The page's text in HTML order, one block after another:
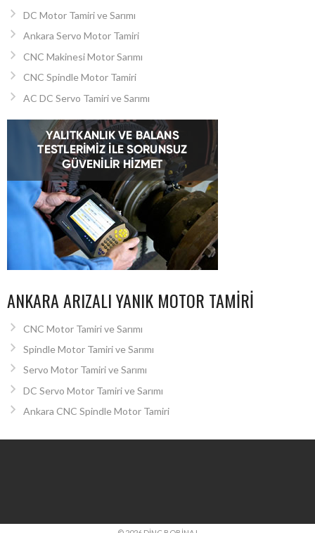
DC Motor Tamiri ve Sarımı
Ankara Servo Motor Tamiri
CNC Makinesi Motor Sarımı
CNC Spindle Motor Tamiri
AC DC Servo Tamiri ve Sarımı
ANKARA ARIZALI YANIK MOTOR TAMIRI
CNC Motor Tamiri ve Sarımı
Spindle Motor Tamiri ve Sarımı
Servo Motor Tamiri ve Sarımı
DC Servo Motor Tamiri ve Sarımı
Ankara CNC Spindle Motor Tamiri